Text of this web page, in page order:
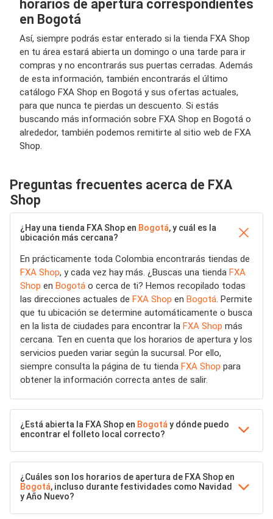
horarios de apertura correspondientes
en Bogotá
Así, siempre podrás estar enterado si la tienda FXA Shop
en tu área estará abierta un domingo o una tarde para ir
compras y no encontrarás sus puertas cerradas. Además
de esta información, también encontrarás el último
catálogo FXA Shop en Bogotá y sus ofertas actuales,
para que nunca te pierdas un descuento. Si estás
buscando más información sobre FXA Shop en Bogotá o
alrededor, también podemos remitirte al sitio web de FXA
Shop.
Preguntas frecuentes acerca de FXA
Shop
¿Hay una tienda FXA Shop en Bogotá, y cuál es la
ubicación más cercana?
En prácticamente toda Colombia encontrarás tiendas de
FXA Shop, y cada vez hay más. ¿Buscas una tienda FXA
Shop en Bogotá o cerca de ti? Hemos recopilado todas
las direcciones actuales de FXA Shop en Bogotá. Permite
que tu ubicación se determine automáticamente o busca
en la lista de ciudades para encontrar la FXA Shop más
cercana. Ten en cuenta que los horarios de apertura y los
servicios pueden variar según la sucursal. Por ello,
siempre consulta la página de tu tienda FXA Shop para
obtener la información correcta antes de salir.
¿Está abierta la FXA Shop en Bogotá y dónde puedo
encontrar el folleto local correcto?
¿Cuáles son los horarios de apertura de FXA Shop en
Bogotá, incluso durante festividades como Navidad
y Año Nuevo?